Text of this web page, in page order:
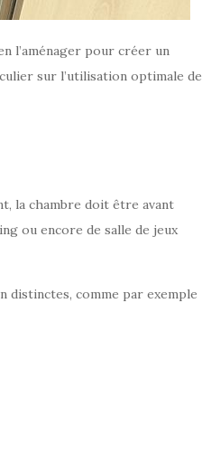
l’aménager pour créer un
sur l’utilisation optimale de
la chambre doit être avant
ou encore de salle de jeux
distinctes, comme par exemple